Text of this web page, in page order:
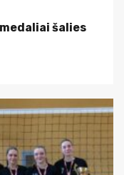
šalies